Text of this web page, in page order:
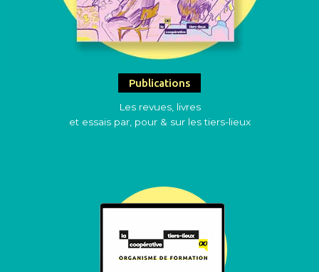
Publications
Les revues, livres
et essais par, pour & sur les tiers-lieux